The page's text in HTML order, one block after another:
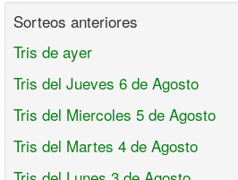
Sorteos anteriores
Tris de ayer
Tris del Jueves 6 de Agosto
Tris del Miercoles 5 de Agosto
Tris del Martes 4 de Agosto